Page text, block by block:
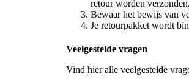
retour worden verzonden.
Bewaar het bewijs van
Je retourpakket wordt
Veelgestelde vragen
Vind hieralle veelgestelde